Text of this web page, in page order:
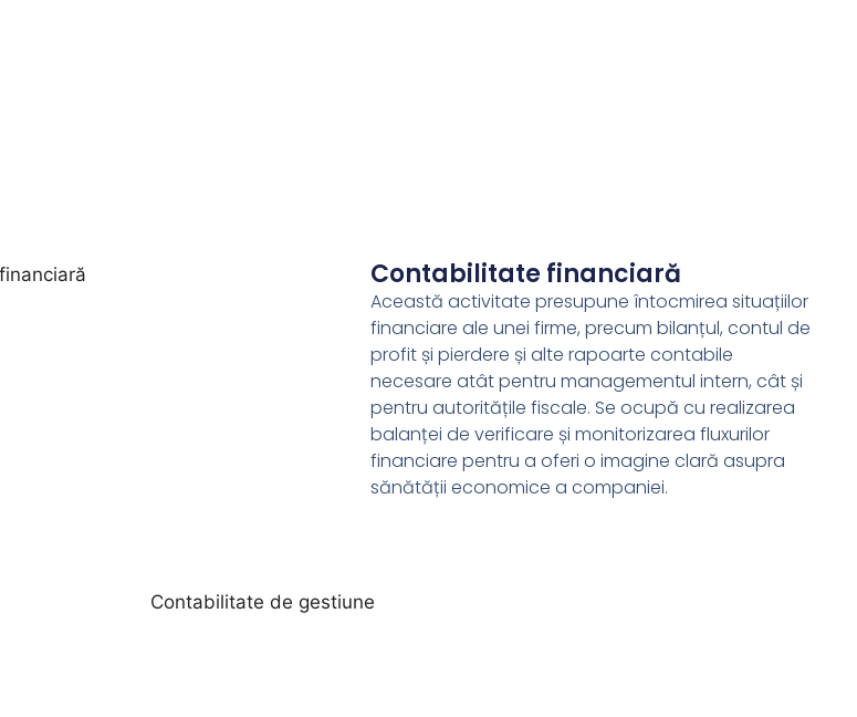
Contabilitate financiară
Această activitate presupune întocmirea situațiilor
financiare ale unei firme, precum bilanțul, contul de
profit și pierdere și alte rapoarte contabile
necesare atât pentru managementul intern, cât și
pentru autoritățile fiscale. Se ocupă cu realizarea
balanței de verificare și monitorizarea fluxurilor
financiare pentru a oferi o imagine clară asupra
sănătății economice a companiei.